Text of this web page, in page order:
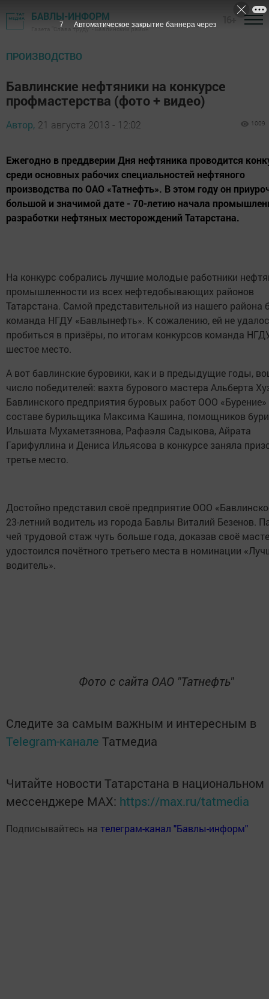
БАВЛЫ-ИНФОРМ
Газета "Слава труду" - Бавлинский район
ПРОИЗВОДСТВО
Бавлинские нефтяники на конкурсе
профмастерства (фото + видео)
Автор, 21 августа 2013 - 12:02 1009
Ежегодно в преддверии Дня нефтяника проводится
среди основных рабочих специальностей нефтяного
производства по ОАО «Татнефть». В этом году он
большой и значимой дате - 70-летию начала
разработки нефтяных месторождений Татарстана.
На конкурс собрались лучшие молодые работники
промышленности из всех нефтедобывающих районов
Татарстана. Самой представительной из нашего района
команда НГДУ «Бавлынефть». К сожалению, ей не
пробиться в призёры, по итогам конкурсов команда
шестое место.
А вот бавлинские буровики, как и в предыдущие годы,
число победителей: вахта бурового мастера Альберта
Бавлинского предприятия буровых работ ООО «Бурение»
составе бурильщика Максима Кашина, помощников
Ильшата Мухаметзянова, Рафаэля Садыкова, Айрата
Гарифуллина и Дениса Ильясова в конкурсе заняла
третье место.
Достойно представил своё предприятие ООО
23-летний водитель из города Бавлы Виталий Безенов.
чей трудовой стаж чуть больше года, доказав своё
удостоился почётного третьего места в номинации
водитель».
Фото с сайта ОАО "Татнефть"
Следите за самым важным и интересным в
Telegram-канале Татмедиа
Читайте новости Татарстана в национальном
мессенджере MАХ: https://max.ru/tatmedia
Подписывайтесь на телеграм-канал "Бавлы-информ"
6 Автоматическое закрытие баннера через